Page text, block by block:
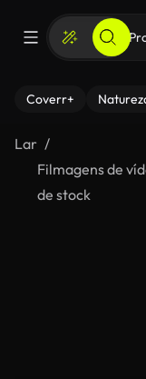
Coverr+
Lar
Filmagens de
de stock